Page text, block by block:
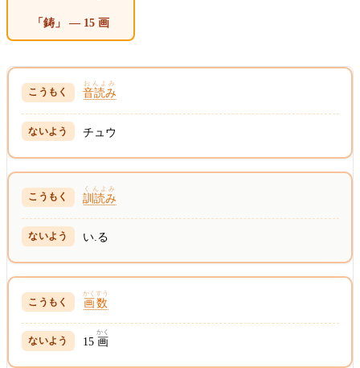
「鋳」 — 15 画
音読み
おんよみ
チュウ
訓読み
くんよみ
い.る
画数
かくすう
15 画
かく